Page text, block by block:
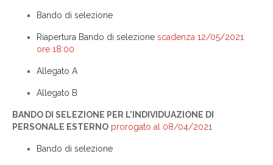
Bando di selezione
Riapertura Bando di selezione scadenza 12/05/2021
ore 18:00
Allegato A
Allegato B
BANDO DI SELEZIONE PER L’INDIVIDUAZIONE DI
PERSONALE ESTERNO prorogato al 08/04/2021
Bando di selezione